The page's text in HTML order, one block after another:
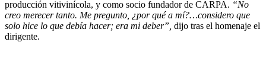
producción vitivinícola, y como socio fundador de CARPA. “No
creo merecer tanto. Me pregunto, ¿por qué a mí?…considero que
solo hice lo que debía hacer; era mi deber”, dijo tras el homenaje el
dirigente.